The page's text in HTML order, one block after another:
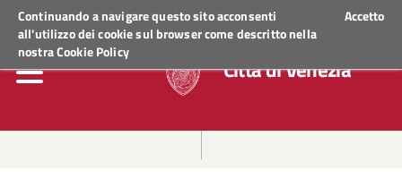
Continuando a navigare questo sito acconsenti
all'utilizzo dei cookie sul browser come descritto nella
nostraCookie Policy
Accetto
Regione Veneto ACCEDI AI SERVIZI
Città di Venezia